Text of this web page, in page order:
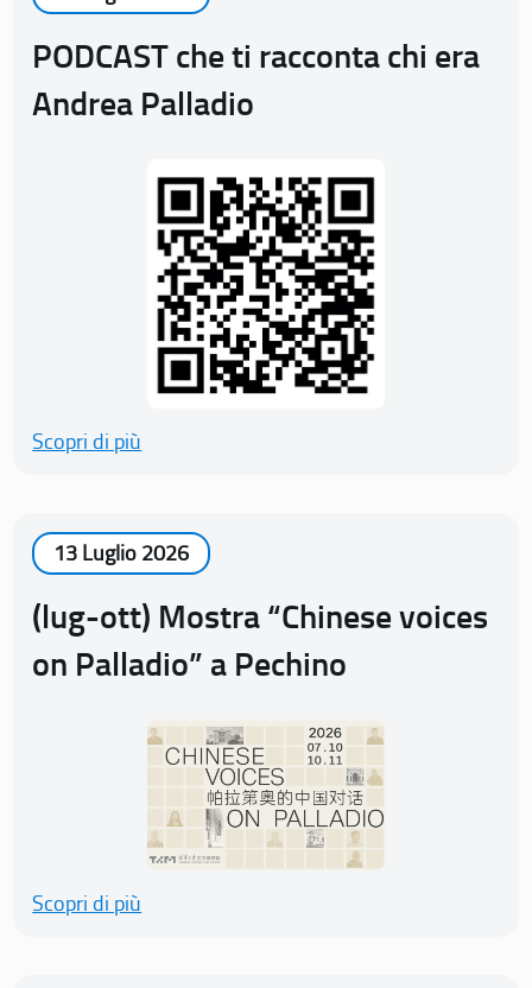
PODCAST che ti racconta chi era
Andrea Palladio
Scopri di più
13 Luglio 2026
(lug-ott) Mostra “Chinese voices
on Palladio” a Pechino
Scopri di più